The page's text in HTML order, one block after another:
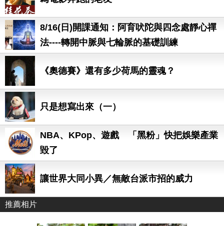
8/16(日)開課通知：阿育吠陀與四念處靜心禪
法----轉開中脈與七輪脈的基礎訓練
《奧德賽》還有多少荷馬的靈魂？
只是想寫出來（一）
NBA、KPop、遊戲 「黑粉」快把娛樂產業
毀了
讓世界大同小異／無敵台派市招的威力
推薦相片